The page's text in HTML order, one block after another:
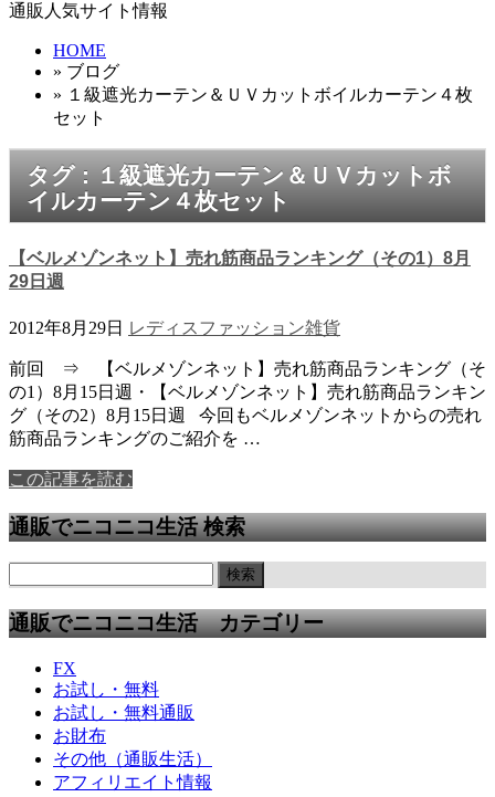
通販人気サイト情報
HOME
» ブログ
» １級遮光カーテン＆ＵＶカットボイルカーテン４枚
セット
タグ : １級遮光カーテン＆ＵＶカットボ
イルカーテン４枚セット
【ベルメゾンネット】売れ筋商品ランキング（その1）8月
29日週
2012年8月29日 レディスファッション雑貨
前回 ⇒ 【ベルメゾンネット】売れ筋商品ランキング（そ
の1）8月15日週・【ベルメゾンネット】売れ筋商品ランキン
グ（その2）8月15日週 今回もベルメゾンネットからの売れ
筋商品ランキングのご紹介を …
この記事を読む
通販でニコニコ生活 検索
通販でニコニコ生活 カテゴリー
FX
お試し・無料
お試し・無料通販
お財布
その他（通販生活）
アフィリエイト情報